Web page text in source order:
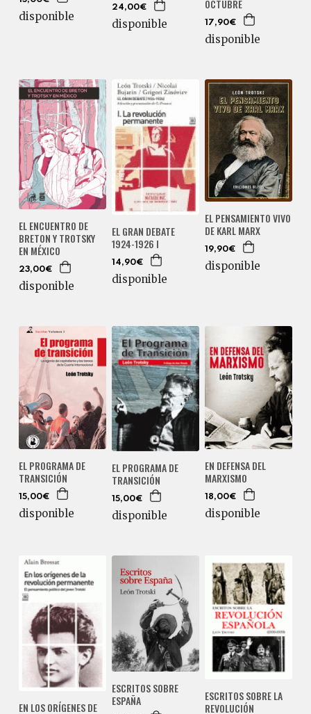
disponible
24,00€
disponible
OCTUBRE
17,90€
disponible
EL ENCUENTRO DE
BRETON Y TROTSKY
EN MÉXICO
23,00€
disponible
EL GRAN DEBATE
1924-1926 I
14,90€
disponible
EL PENSAMIENTO VIVO
DE KARL MARX
19,90€
disponible
EL PROGRAMA DE
TRANSICIÓN
15,00€
disponible
EL PROGRAMA DE
TRANSICIÓN
15,00€
disponible
EN DEFENSA DEL
MARXISMO
18,00€
disponible
EN LOS ORÍGENES DE
ESCRITOS SOBRE
ESPAÑA
ESCRITOS SOBRE LA
REVOLUCIÓN